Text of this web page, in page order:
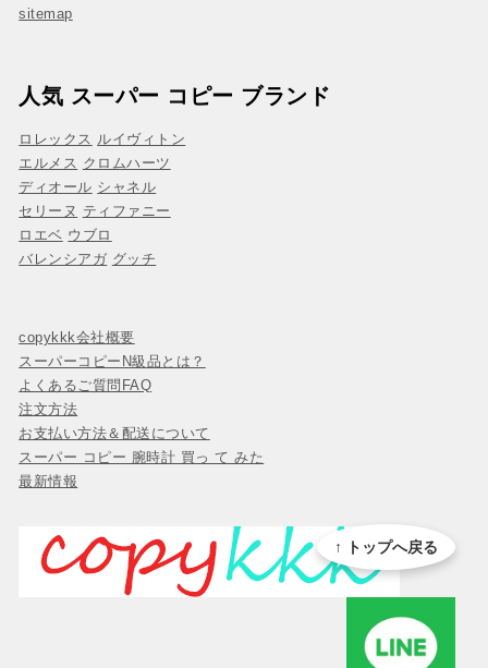
sitemap
人気 スーパー コピー ブランド
ロレックス ルイヴィトン
エルメス クロムハーツ
ディオール シャネル
セリーヌ ティファニー
ロエベ ウブロ
バレンシアガ グッチ
copykkk会社概要
スーパーコピーN級品とは？
よくあるご質問FAQ
注文方法
お支払い方法＆配送について
スーパー コピー 腕時計 買っ て みた
最新情報
↑ トップへ戻る